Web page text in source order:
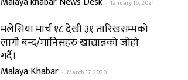
- January 16, 2021
मलेसिया मार्च १८ देखी ३१ तारिखसम्मको
लागी बन्द/मानिसहरु खाद्यान्नको जोहो
गर्दै।
Malaya Khabar - March 17, 2020